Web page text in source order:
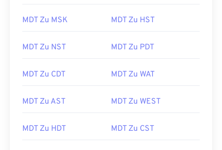
MDT Zu MSK MDT Zu HST
MDT Zu NST MDT Zu PDT
MDT Zu CDT MDT Zu WAT
MDT Zu AST MDT Zu WEST
MDT Zu HDT MDT Zu CST